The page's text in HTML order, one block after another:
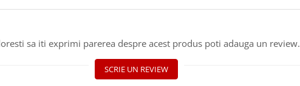
sa iti exprimi parerea despre acest produs poti adauga un review.
SCRIE UN REVIEW